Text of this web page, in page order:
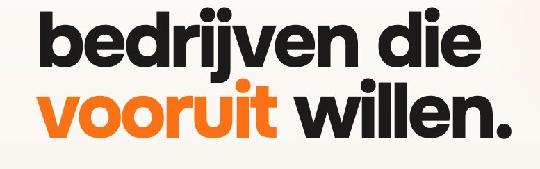
bedrijven die
vooruitwillen.